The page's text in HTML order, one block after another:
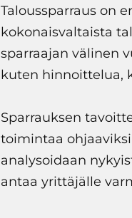
Taloussparraus on
kokonaisvaltaista
sparraajan välinen
kuten hinnoittelua,
Sparrauksen
toimintaa
analysoidaan
antaa yrittäjälle